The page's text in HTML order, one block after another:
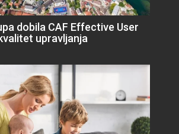
dobila CAF Effective User
upravljanja